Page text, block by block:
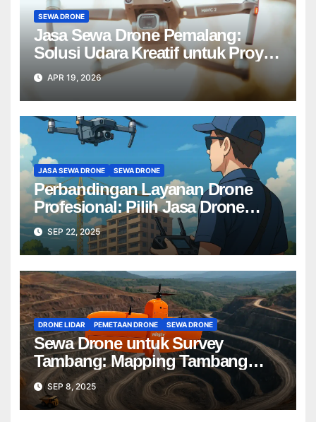
SEWA DRONE
Jasa Sewa Drone Pemalang:
Solusi Udara Kreatif untuk Proyek
Anda Tanpa Batas】
APR 19, 2026
JASA SEWA DRONE SEWA DRONE
Perbandingan Layanan Drone
Profesional: Pilih Jasa Drone
Terbaik untuk Proyek Anda
SEP 22, 2025
DRONE LIDAR PEMETAAN DRONE SEWA DRONE
Sewa Drone untuk Survey
Tambang: Mapping Tambang
Profesional Lebih Cepat & Akurat
SEP 8, 2025